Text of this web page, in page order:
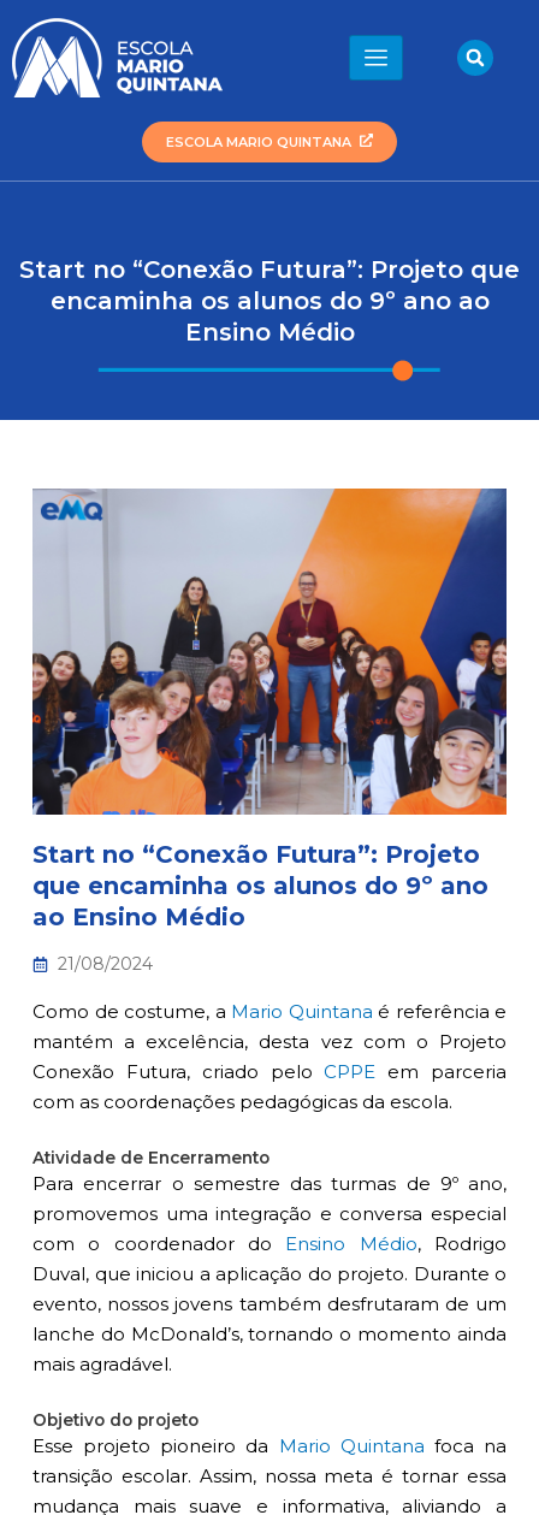
para
conteúdo
ESCOLA MARIO QUINTANA
Start no “Conexão Futura”: Projeto que
encaminha os alunos do 9º ano ao
Ensino Médio
Start no “Conexão Futura”: Projeto
que encaminha os alunos do 9º ano
ao Ensino Médio
21/08/2024
Como de costume, a Mario Quintana é referência e
mantém a excelência, desta vez com o Projeto
Conexão Futura, criado peloCPPE em parceria
com as coordenações pedagógicas da escola.
Atividade de Encerramento
Para encerrar o semestre das turmas de 9º ano,
promovemos uma integração e conversa especial
com o coordenador do Ensino Médio, Rodrigo
Duval, que iniciou a aplicação do projeto. Durante o
evento, nossos jovens também desfrutaram de um
lanche do McDonald’s, tornando o momento ainda
mais agradável.
Objetivo do projeto
Esse projeto pioneiro da Mario Quintana foca na
transição escolar. Assim, nossa meta é tornar essa
mudança mais suave e informativa, aliviando a